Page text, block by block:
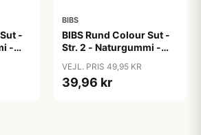
-
-
BIBS
BIBS Rund Colour Sut -
Str. 2 - Naturgummi -
Blush/Woodchuck
VEJL. PRIS 49,95 KR
39,96 kr